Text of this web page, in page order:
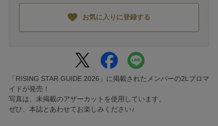
お気に入りに登録する
「RISING STAR GUIDE 2026」に掲載されたメンバーの2Lブロマ
イドが発売！
写真は、未掲載のアザーカットを使用しています。
ぜひ、本誌とあわせてお楽しみください♪